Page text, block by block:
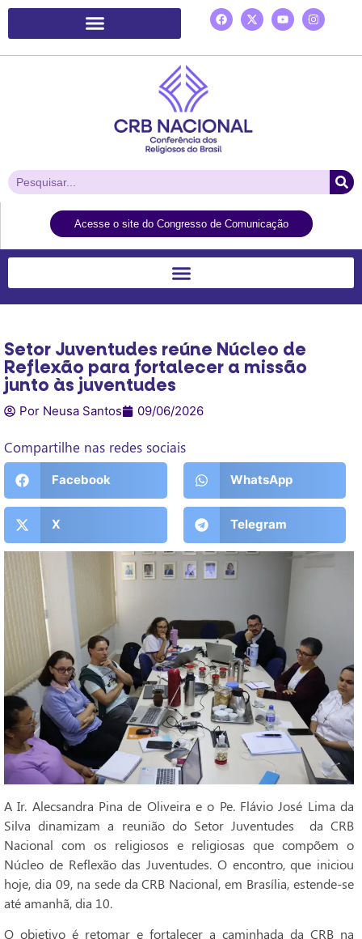
Acesse o site do Congresso de Comunicação
Setor Juventudes reúne Núcleo de
Reflexão para fortalecer a missão
junto às juventudes
Por Neusa Santos 09/06/2026
Compartilhe nas redes sociais
Facebook WhatsApp
X Telegram
A Ir. Alecsandra Pina de Oliveira e o Pe. Flávio José Lima da
Silva dinamizam a reunião do Setor Juventudes da CRB
Nacional com os religiosos e religiosas que compõem o
Núcleo de Reflexão das Juventudes. O encontro, que iniciou
hoje, dia 09, na sede da CRB Nacional, em Brasília, estende-se
até amanhã, dia 10.
O objetivo é retomar e fortalecer a caminhada da CRB na